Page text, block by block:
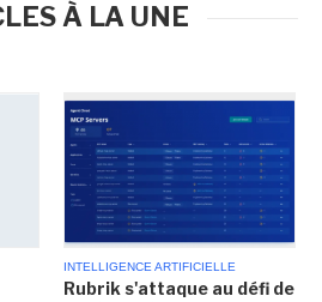
À LA UNE
INTELLIGENCE ARTIFICIELLE
Rubrik s'attaque au défi de